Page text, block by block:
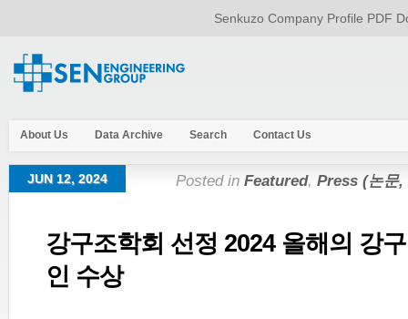
Senkuzo Company Profile PDF
About Us Data Archive Search Contact Us
JUN 12, 2024 Posted in Featured, Press (논문,
강구조학회 선정 2024 올해의 강
인 수상